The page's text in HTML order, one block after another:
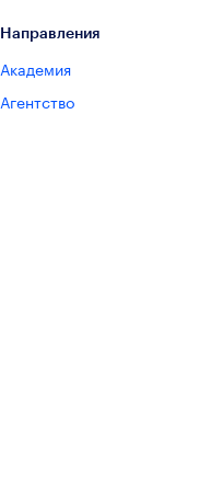
Направления
Академия
Агентство